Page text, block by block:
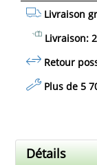
Livraison
Livraison:
Retour
Plus de 5
Détails